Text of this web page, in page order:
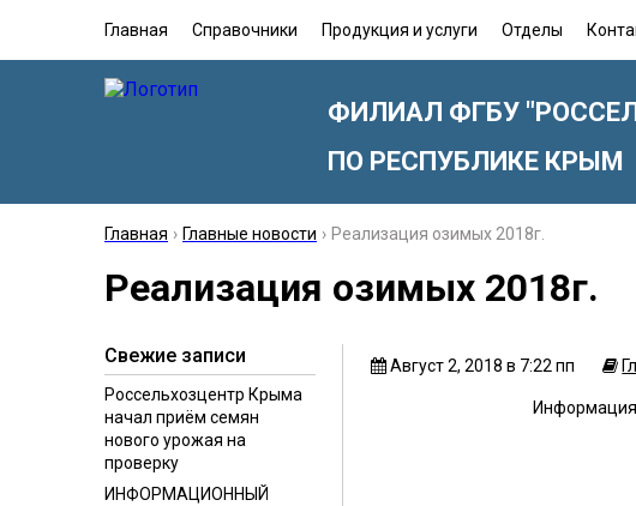
Главная Справочники Продукция и услуги Отделы
ФИЛИАЛ ФГБУ
ПО РЕСПУБЛИКЕ КРЫМ
Главная › Главные новости › Реализация озимых 2018г.
Реализация озимых 2018г.
Свежие записи
Россельхозцентр Крыма
начал приём семян
нового урожая на
проверку
ИНФОРМАЦИОННЫЙ
Август 2, 2018 в 7:22 пп
Информация